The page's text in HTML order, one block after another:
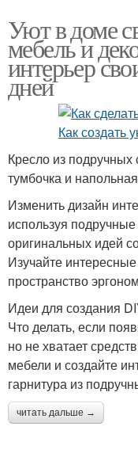
Уют в доме
мебель и
интерьер
дней
Кресло из подручных
тумбочка и
Изменить дизайн
используя
оригинальных идей
Изучайте
пространство
Идеи для создания
Что делать, если
но не хватает
мебели и создайте
гарнитура из
читать дальше →